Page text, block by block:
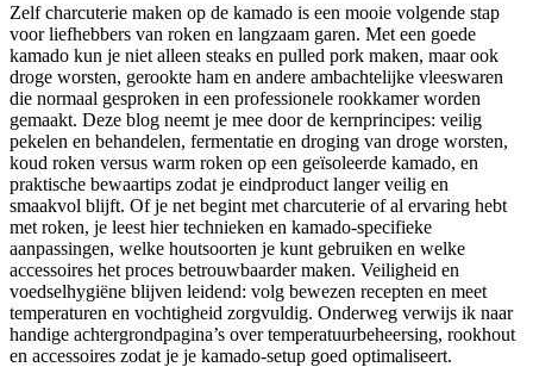
Zelf charcuterie maken op de kamado is een mooie volgende stap
voor liefhebbers van roken en langzaam garen. Met een goede
kamado kun je niet alleen steaks en pulled pork maken, maar ook
droge worsten, gerookte ham en andere ambachtelijke vleeswaren
die normaal gesproken in een professionele rookkamer worden
gemaakt. Deze blog neemt je mee door de kernprincipes: veilig
pekelen en behandelen, fermentatie en droging van droge worsten,
koud roken versus warm roken op een geïsoleerde kamado, en
praktische bewaartips zodat je eindproduct langer veilig en
smaakvol blijft. Of je net begint met charcuterie of al ervaring hebt
met roken, je leest hier technieken en kamado-specifieke
aanpassingen, welke houtsoorten je kunt gebruiken en welke
accessoires het proces betrouwbaarder maken. Veiligheid en
voedselhygiëne blijven leidend: volg bewezen recepten en meet
temperaturen en vochtigheid zorgvuldig. Onderweg verwijs ik naar
handige achtergrondpagina’s over temperatuurbeheersing, rookhout
en accessoires zodat je je kamado-setup goed optimaliseert.